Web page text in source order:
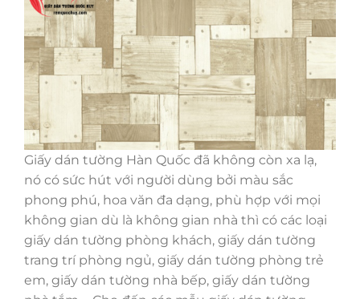
Giấy dán tường Hàn Quốc đã không còn xa lạ,
nó có sức hút với người dùng bởi màu sắc
phong phú, hoa văn đa dạng, phù hợp với mọi
không gian dù là không gian nhà thì có các loại
giấy dán tường phòng khách, giấy dán tường
trang trí phòng ngủ, giấy dán tường phòng trẻ
em, giấy dán tường nhà bếp, giấy dán tường